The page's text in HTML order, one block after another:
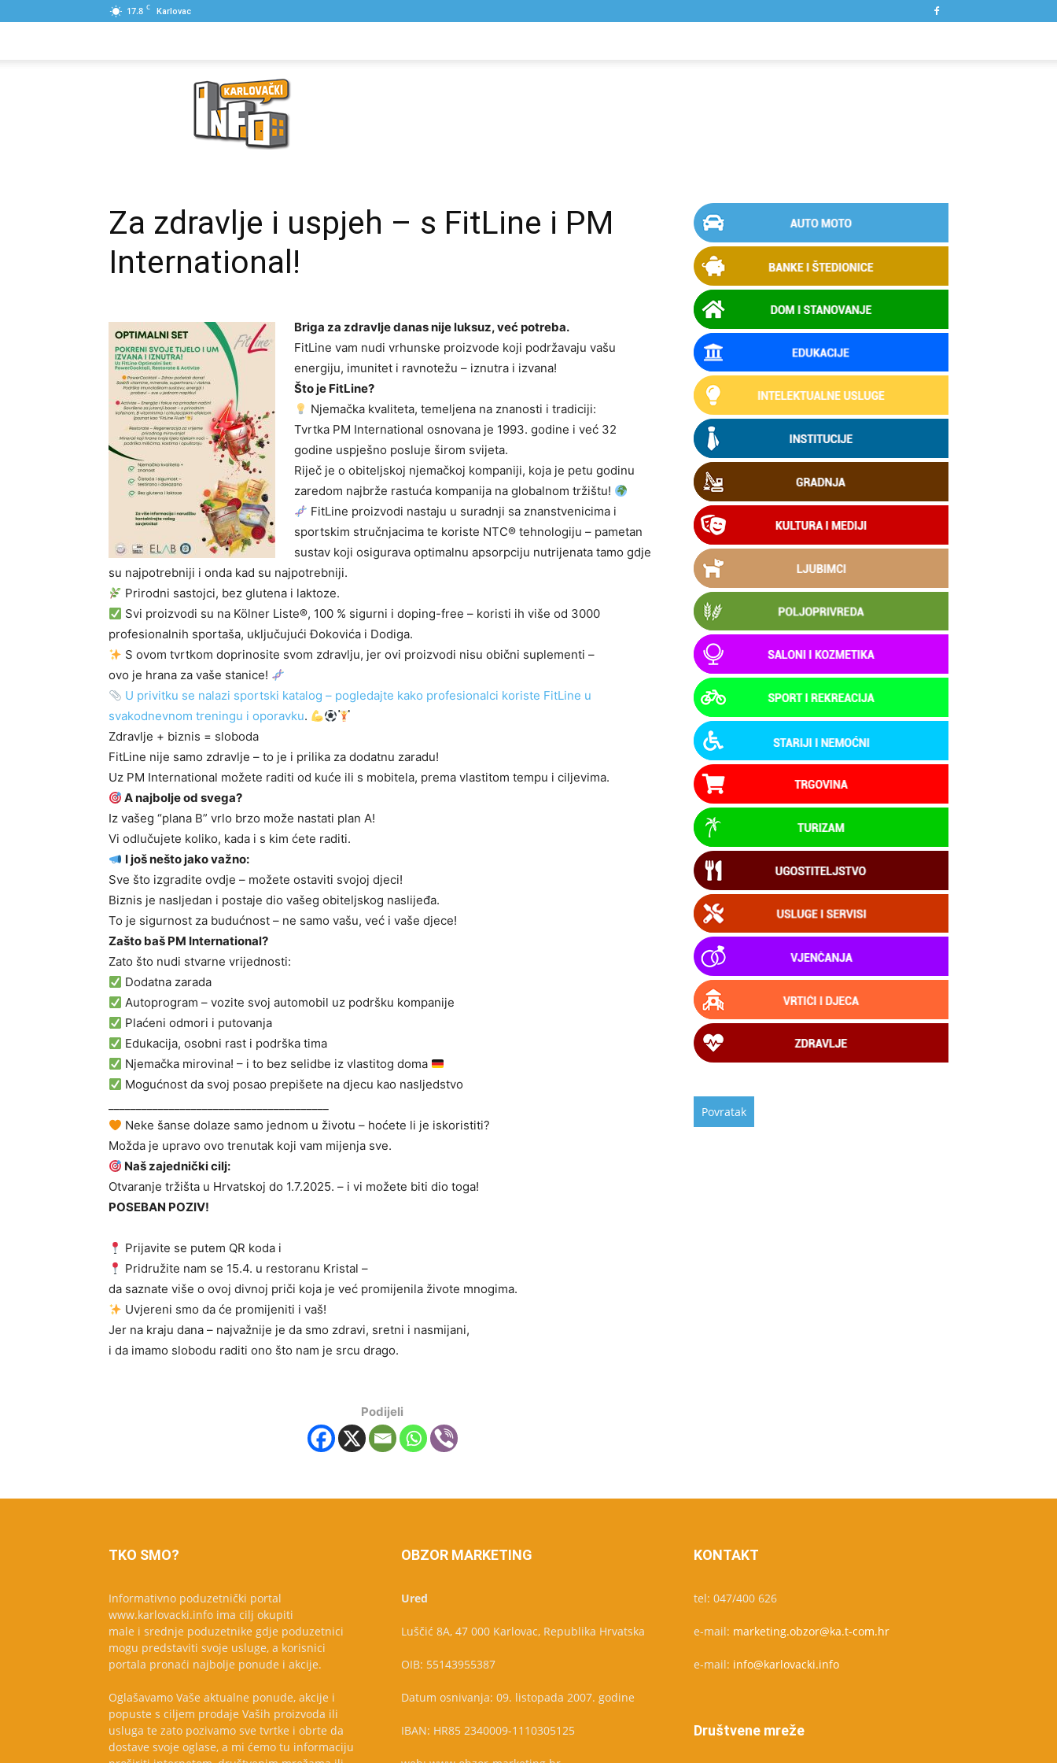
17.8 C Karlovac
Karlovački
Za zdravlje i uspjeh – s FitLine i PM
International!
Briga za zdravlje danas nije luksuz, već potreba.
FitLine vam nudi vrhunske proizvode koji podržavaju vašu
energiju, imunitet i ravnotežu – iznutra i izvana!
Što je FitLine?
Njemačka kvaliteta, temeljena na znanosti i tradiciji:
Tvrtka PM International osnovana je 1993. godine i već 32
godine uspješno posluje širom svijeta.
Riječ je o obiteljskoj njemačkoj kompaniji, koja je petu godinu
zaredom najbrže rastuća kompanija na globalnom tržištu!
FitLine proizvodi nastaju u suradnji sa znanstvenicima i
sportskim stručnjacima te koriste NTC® tehnologiju – pametan
sustav koji osigurava optimalnu apsorpciju nutrijenata tamo gdje
su najpotrebniji i onda kad su najpotrebniji.
Prirodni sastojci, bez glutena i laktoze.
Svi proizvodi su na Kölner Liste®, 100 % sigurni i doping-free – koristi ih više od 3000
profesionalnih sportaša, uključujući Đokovića i Dodiga.
S ovom tvrtkom doprinosite svom zdravlju, jer ovi proizvodi nisu obični suplementi –
ovo je hrana za vaše stanice!
U privitku se nalazi sportski katalog – pogledajte kako profesionalci koriste FitLine u
svakodnevnom treningu i oporavku.
Zdravlje + biznis = sloboda
FitLine nije samo zdravlje – to je i prilika za dodatnu zaradu!
Uz PM International možete raditi od kuće ili s mobitela, prema vlastitom tempu i ciljevima.
A najbolje od svega?
Iz vašeg “plana B” vrlo brzo može nastati plan A!
Vi odlučujete koliko, kada i s kim ćete raditi.
I još nešto jako važno:
Sve što izgradite ovdje – možete ostaviti svojoj djeci!
Biznis je nasljedan i postaje dio vašeg obiteljskog naslijeđa.
To je sigurnost za budućnost – ne samo vašu, već i vaše djece!
Zašto baš PM International?
Zato što nudi stvarne vrijednosti:
Dodatna zarada
Autoprogram – vozite svoj automobil uz podršku kompanije
Plaćeni odmori i putovanja
Edukacija, osobni rast i podrška tima
Njemačka mirovina! – i to bez selidbe iz vlastitog doma
Mogućnost da svoj posao prepišete na djecu kao nasljedstvo
Neke šanse dolaze samo jednom u životu – hoćete li je iskoristiti?
Možda je upravo ovo trenutak koji vam mijenja sve.
Naš zajednički cilj:
Otvaranje tržišta u Hrvatskoj do 1.7.2025. – i vi možete biti dio toga!
POSEBAN POZIV!
Prijavite se putem QR koda i
Pridružite nam se 15.4. u restoranu Kristal –
da saznate više o ovoj divnoj priči koja je već promijenila živote mnogima.
Uvjereni smo da će promijeniti i vaš!
Jer na kraju dana – najvažnije je da smo zdravi, sretni i nasmijani,
i da imamo slobodu raditi ono što nam je srcu drago.
Podijeli
TKO SMO?
Informativno poduzetnički portal
www.karlovacki.info ima cilj okupiti
male i srednje poduzetnike gdje poduzetnici
mogu predstaviti svoje usluge, a korisnici
portala pronaći najbolje ponude i akcije.
Oglašavamo Vaše aktualne ponude, akcije i
popuste s ciljem prodaje Vaših proizvoda ili
usluga te zato pozivamo sve tvrtke i obrte da
dostave svoje oglase, a mi ćemo tu informaciju
OBZOR MARKETING
Ured
Luščić 8A, 47 000 Karlovac, Republika Hrvatska
OIB: 55143955387
Datum osnivanja: 09. listopada 2007. godine
IBAN: HR85 2340009-1110305125
KONTAKT
tel: 047/400 626
e-mail: marketing.obzor@ka.t-com.hr
e-mail: info@karlovacki.info
Društvene mreže